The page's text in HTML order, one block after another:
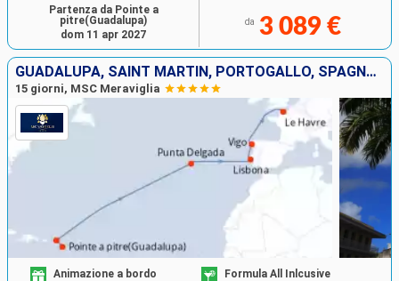
da 3 089 €
Partenza da Pointe a
pitre(Guadalupa)
dom 11 apr 2027
GUADALUPA, SAINT MARTIN, PORTOGALLO, SPAGNA, FRANCIA
15 giorni, MSC Meraviglia
Animazione a bordo
Formula All Inlcusive